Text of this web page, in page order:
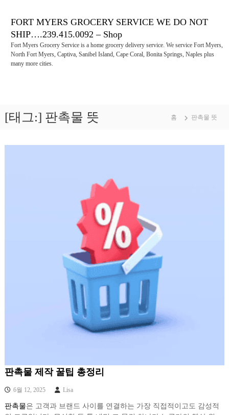
FORT MYERS GROCERY SERVICE WE DO NOT
SHIP….239.415.0092 – Shop
Fort Myers Grocery Service is a home grocery delivery service. We service Fort Myers,
North Fort Myers, Captiva, Sanibel Island, Cape Coral, Bonita Springs, Naples plus
many more cities.
[태그:] 판촉물 뜻 홈 판촉물 뜻
판촉물 제작 꿀팁 총정리
6월 12, 2025 Lisa
판촉물은 고객과 브랜드 사이를 연결하는 가장 직접적이고도 감성적